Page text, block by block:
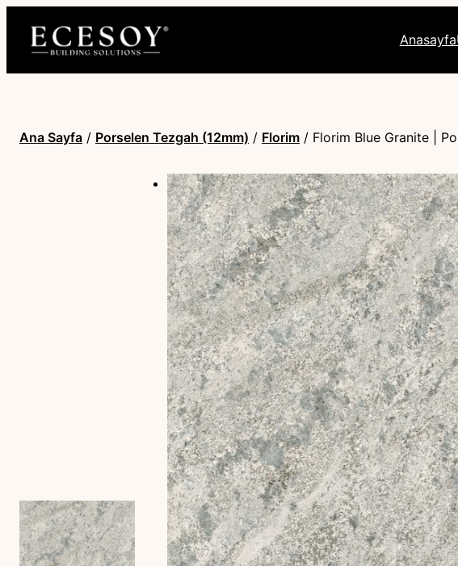
Anasayfa
Ana Sayfa / Porselen Tezgah (12mm) / Florim / Florim Blue Granite |